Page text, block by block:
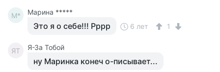
М* Марина *****
Это я о себе!!! Рррр 6 лет 1
ЯТ Я-За Тобой
ну Маринка конеч о-писывает...